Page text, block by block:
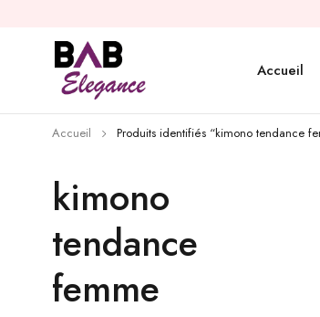
Accueil
kimono
tendance
femme
Accueil Produits identifiés “kimono tendance